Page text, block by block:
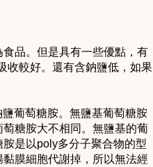
品。但是具有一些優點，有
收較好。還有含鈉鹽低，如果
葡萄糖胺。無鹽基葡萄糖胺
糖胺大不相同。無鹽基的葡
是以poly多分子聚合物的型
膜細胞代謝掉，所以無法經